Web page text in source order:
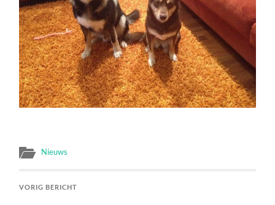
Nieuws
VORIG BERICHT